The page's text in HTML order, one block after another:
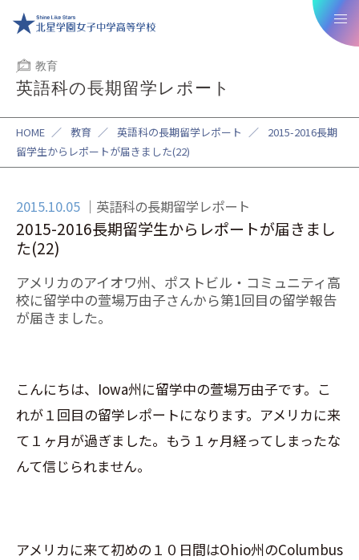
教育
英語科の長期留学レポート
HOME ／ 教育 ／ 英語科の長期留学レポート ／
2015-2016長期
留学生からレポートが届きました(22)
2015.10.05 英語科の長期留学レポート
2015-2016長期留学生からレポートが届きまし
た(22)
アメリカのアイオワ州、ポストビル・コミュニティ高
校に留学中の萱場万由子さんから第1回目の留学報告
が届きました。
こんにちは、Iowa州に留学中の萱場万由子です。こ
れが１回目の留学レポートになります。アメリカに来
て１ヶ月が過ぎました。もう１ヶ月経ってしまったな
んて信じられません。
アメリカに来て初めの１０日間はOhio州のColumbus